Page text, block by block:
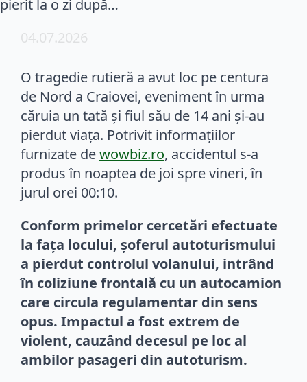
04.07.2026
O tragedie rutieră a avut loc pe centura
de Nord a Craiovei, eveniment în urma
căruia un tată și fiul său de 14 ani și-au
pierdut viața. Potrivit informațiilor
furnizate dewowbiz.ro, accidentul s-a
produs în noaptea de joi spre vineri, în
jurul orei 00:10.
Conform primelor cercetări efectuate
la fața locului, șoferul autoturismului
a pierdut controlul volanului, intrând
în coliziune frontală cu un autocamion
care circula regulamentar din sens
opus. Impactul a fost extrem de
violent, cauzând decesul pe loc al
ambilor pasageri din autoturism.